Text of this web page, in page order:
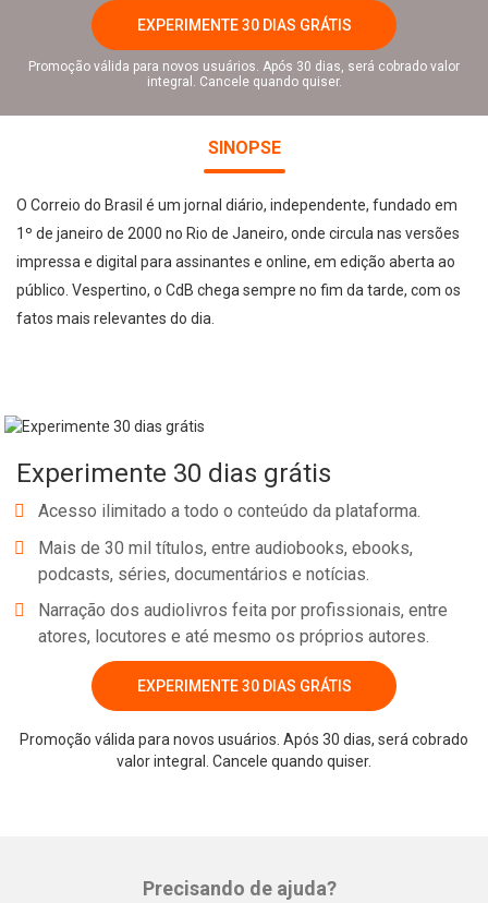
EXPERIMENTE 30 DIAS GRÁTIS
Promoção válida para novos usuários. Após 30 dias, será cobrado valor
integral. Cancele quando quiser.
SINOPSE
O Correio do Brasil é um jornal diário, independente, fundado em
1º de janeiro de 2000 no Rio de Janeiro, onde circula nas versões
impressa e digital para assinantes e online, em edição aberta ao
público. Vespertino, o CdB chega sempre no fim da tarde, com os
fatos mais relevantes do dia.
Experimente 30 dias grátis
Acesso ilimitado a todo o conteúdo da plataforma.
Mais de 30 mil títulos, entre audiobooks, ebooks,
podcasts, séries, documentários e notícias.
Narração dos audiolivros feita por profissionais, entre
atores, locutores e até mesmo os próprios autores.
EXPERIMENTE 30 DIAS GRÁTIS
Promoção válida para novos usuários. Após 30 dias, será cobrado
valor integral. Cancele quando quiser.
Precisando de ajuda?